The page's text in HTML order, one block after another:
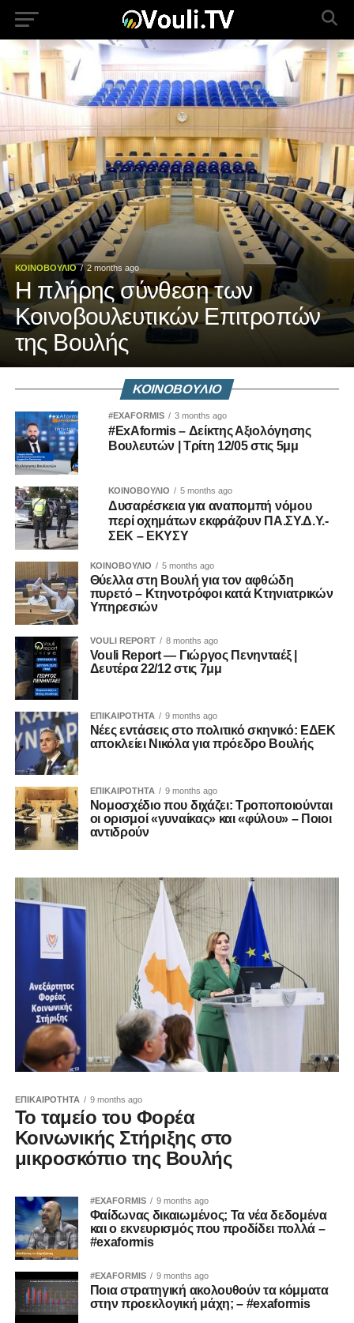
ΚΟΙΝΟΒΟΥΛΙΟ 2 months ago
Η πλήρης σύνθεση των
Κοινοβουλευτικών Επιτροπών
της Βουλής
ΚΟΙΝΟΒΟΥΛΙΟ
#EXAFORMIS 3 months ago
#ExAformis – Δείκτης Αξιολόγησης
Βουλευτών | Τρίτη 12/05 στις 5μμ
ΚΟΙΝΟΒΟΥΛΙΟ 5 months ago
Δυσαρέσκεια για αναπομπή νόμου
περί οχημάτων εκφράζουν ΠΑ.ΣΥ.Δ.Υ.-
ΣΕΚ – ΕΚΥΣΥ
ΚΟΙΝΟΒΟΥΛΙΟ 5 months ago
Θύελλα στη Βουλή για τον αφθώδη
πυρετό – Κτηνοτρόφοι κατά Κτηνιατρικών
Υπηρεσιών
VOULI REPORT 8 months ago
Vouli Report — Γιώργος Πενηνταέξ |
Δευτέρα 22/12 στις 7μμ
ΕΠΙΚΑΙΡΟΤΗΤΑ 9 months ago
Νέες εντάσεις στο πολιτικό σκηνικό: ΕΔΕΚ
αποκλείει Νικόλα για πρόεδρο Βουλής
ΕΠΙΚΑΙΡΟΤΗΤΑ 9 months ago
Νομοσχέδιο που διχάζει: Τροποποιούνται
οι ορισμοί «γυναίκας» και «φύλου» – Ποιοι
αντιδρούν
ΕΠΙΚΑΙΡΟΤΗΤΑ 9 months ago
Το ταμείο του Φορέα
Κοινωνικής Στήριξης στο
μικροσκόπιο της Βουλής
#EXAFORMIS 9 months ago
Φαίδωνας δικαιωμένος; Τα νέα δεδομένα
και ο εκνευρισμός που προδίδει πολλά –
#exaformis
#EXAFORMIS 9 months ago
Ποια στρατηγική ακολουθούν τα κόμματα
στην προεκλογική μάχη; – #exaformis